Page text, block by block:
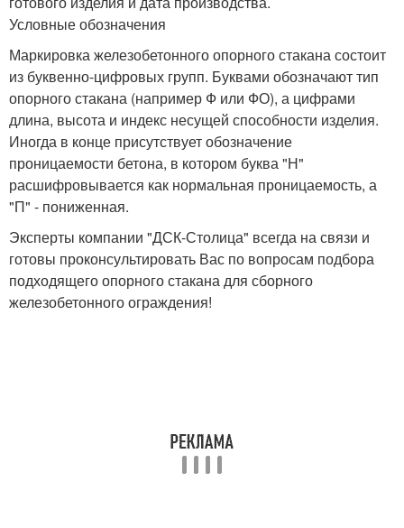
Условные обозначения
Маркировка железобетонного опорного стакана состоит
из буквенно-цифровых групп. Буквами обозначают тип
опорного стакана (например Ф или ФО), а цифрами
длина, высота и индекс несущей способности изделия.
Иногда в конце присутствует обозначение
проницаемости бетона, в котором буква "Н"
расшифровывается как нормальная проницаемость, а
"П" - пониженная.
Эксперты компании "ДСК-Столица" всегда на связи и
готовы проконсультировать Вас по вопросам подбора
подходящего опорного стакана для сборного
железобетонного ограждения!